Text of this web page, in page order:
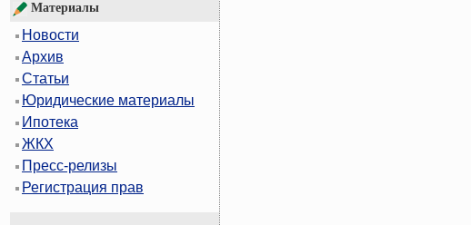
Материалы
Новости
Архив
Статьи
Юридические материалы
Ипотека
ЖКХ
Пресс-релизы
Регистрация прав